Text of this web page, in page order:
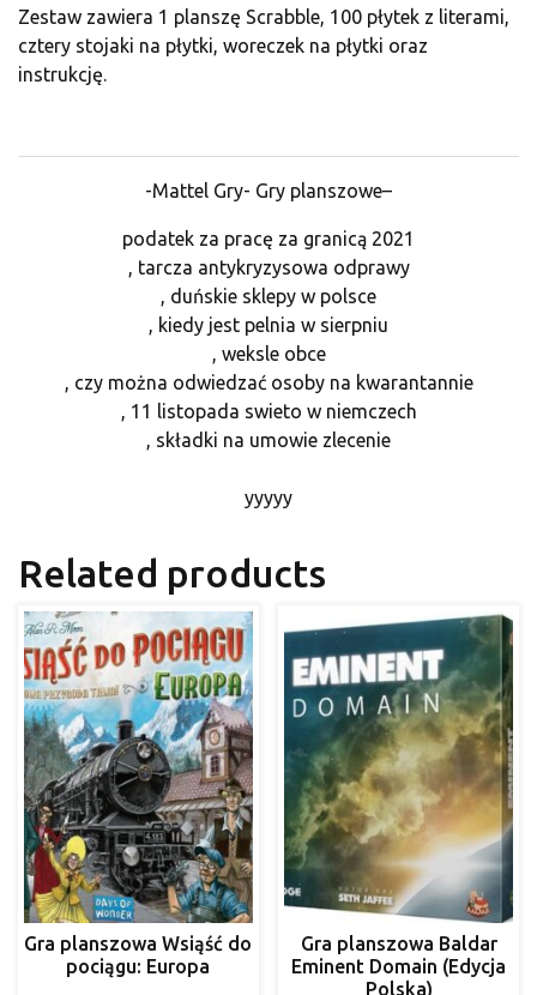
Zestaw zawiera 1 planszę Scrabble, 100 płytek z literami,
cztery stojaki na płytki, woreczek na płytki oraz
instrukcję.
-Mattel Gry- Gry planszowe–
podatek za pracę za granicą 2021
, tarcza antykryzysowa odprawy
, duńskie sklepy w polsce
, kiedy jest pelnia w sierpniu
, weksle obce
, czy można odwiedzać osoby na kwarantannie
, 11 listopada swieto w niemczech
, składki na umowie zlecenie
yyyyy
Related products
Gra planszowa Wsiąść do
pociągu: Europa
Gra planszowa Baldar
Eminent Domain (Edycja
Polska)